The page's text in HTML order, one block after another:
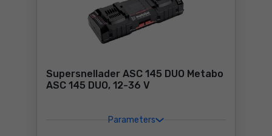
Supersnellader ASC 145 DUO Metabo
ASC 145 DUO, 12-36 V
Parameters